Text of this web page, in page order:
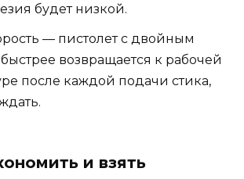
будет низкой.
— пистолет с двойным
возвращается к рабочей
после каждой подачи стика,
и взять